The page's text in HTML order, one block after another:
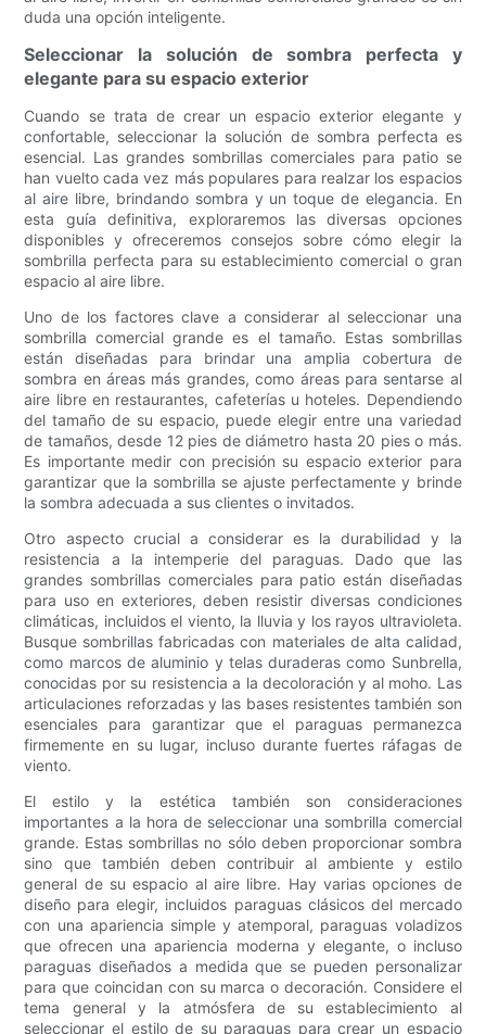
duda una opción inteligente.
Seleccionar la solución de sombra perfecta y
elegante para su espacio exterior
Cuando se trata de crear un espacio exterior elegante y
confortable, seleccionar la solución de sombra perfecta es
esencial. Las grandes sombrillas comerciales para patio se
han vuelto cada vez más populares para realzar los espacios
al aire libre, brindando sombra y un toque de elegancia. En
esta guía definitiva, exploraremos las diversas opciones
disponibles y ofreceremos consejos sobre cómo elegir la
sombrilla perfecta para su establecimiento comercial o gran
espacio al aire libre.
Uno de los factores clave a considerar al seleccionar una
sombrilla comercial grande es el tamaño. Estas sombrillas
están diseñadas para brindar una amplia cobertura de
sombra en áreas más grandes, como áreas para sentarse al
aire libre en restaurantes, cafeterías u hoteles. Dependiendo
del tamaño de su espacio, puede elegir entre una variedad
de tamaños, desde 12 pies de diámetro hasta 20 pies o más.
Es importante medir con precisión su espacio exterior para
garantizar que la sombrilla se ajuste perfectamente y brinde
la sombra adecuada a sus clientes o invitados.
Otro aspecto crucial a considerar es la durabilidad y la
resistencia a la intemperie del paraguas. Dado que las
grandes sombrillas comerciales para patio están diseñadas
para uso en exteriores, deben resistir diversas condiciones
climáticas, incluidos el viento, la lluvia y los rayos ultravioleta.
Busque sombrillas fabricadas con materiales de alta calidad,
como marcos de aluminio y telas duraderas como Sunbrella,
conocidas por su resistencia a la decoloración y al moho. Las
articulaciones reforzadas y las bases resistentes también son
esenciales para garantizar que el paraguas permanezca
firmemente en su lugar, incluso durante fuertes ráfagas de
viento.
El estilo y la estética también son consideraciones
importantes a la hora de seleccionar una sombrilla comercial
grande. Estas sombrillas no sólo deben proporcionar sombra
sino que también deben contribuir al ambiente y estilo
general de su espacio al aire libre. Hay varias opciones de
diseño para elegir, incluidos paraguas clásicos del mercado
con una apariencia simple y atemporal, paraguas voladizos
que ofrecen una apariencia moderna y elegante, o incluso
paraguas diseñados a medida que se pueden personalizar
para que coincidan con su marca o decoración. Considere el
tema general y la atmósfera de su establecimiento al
seleccionar el estilo de su paraguas para crear un espacio